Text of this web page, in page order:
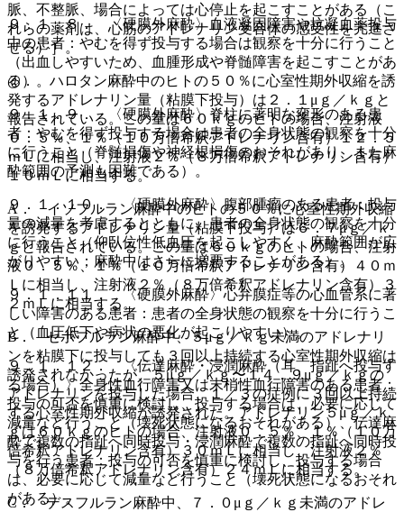
脈、不整脈、場合によっては心停止を起こすことがある（こ
れらの薬剤は、心筋のアドレナリン受容体の感受性を亢進さ
せる）］。
@． ハロタン麻酔中のヒトの５０％に心室性期外収縮を誘
発するアドレナリン量（粘膜下投与）は２．１μｇ／ｋｇと
報告されている。この量は６０ｋｇのヒトの場合、注射液
０．５％、１％（１０万倍希釈アドレナリン含有）１２．５
ｍＬに相当し、注射液２％（８万倍希釈アドレナリン含有）
１０ｍＬに相当する。
A． イソフルラン麻酔中のヒトの５０％に心室性期外収縮
を誘発するアドレナリン量（粘膜下投与）は６．７μｇ／ｋ
ｇと報告されている。この量は６０ｋｇのヒトの場合、注射
液０．５％、１％（１０万倍希釈アドレナリン含有）４０ｍ
Ｌに相当し、注射液２％（８万倍希釈アドレナリン含有）３
２ｍＬに相当する。
B． セボフルラン麻酔中、５μｇ／ｋｇ未満のアドレナリ
ンを粘膜下に投与しても３回以上持続する心室性期外収縮は
誘発されなかったが、５μｇ／ｋｇ〜１４．９μｇ／ｋｇの
アドレナリンを投与した場合、１／３の症例に３回以上持続
する心室性期外収縮が誘発された。アドレナリン５μｇ／ｋ
ｇは６０ｋｇのヒトの場合、注射液０．５％、１％（１０万
倍希釈アドレナリン含有）３０ｍＬに相当し、注射液２％
（８万倍希釈アドレナリン含有）２４ｍＬに相当する。
C． デスフルラン麻酔中、７．０μｇ／ｋｇ未満のアドレ
９．１．８． 〈硬膜外麻酔〉血液凝固障害や抗凝血薬投与
中の患者：やむを得ず投与する場合は観察を十分に行うこと
（出血しやすいため、血腫形成や脊髄障害を起こすことがあ
る）。
９．１．９． 〈硬膜外麻酔〉脊柱に著明な変形のある患
者：やむを得ず投与する場合は患者の全身状態の観察を十分
に行うこと（脊髄損傷や神経根損傷のおそれがあり、また麻
酔範囲の予測も困難である）。
９．１．１０． 〈硬膜外麻酔〉腹部腫瘤のある患者：投与
量の減量を考慮するとともに、患者の全身状態の観察を十分
に行うこと（仰臥位性低血圧を起こしやすく、麻酔範囲が広
がりやすい；麻酔中はさらに増悪することがある）。
９．１．１１． 〈硬膜外麻酔〉心弁膜症等の心血管系に著
しい障害のある患者：患者の全身状態の観察を十分に行うこ
と（血圧低下や病状の悪化が起こりやすい）。
９．１．１２． 〈伝達麻酔・浸潤麻酔（耳、指趾へ投与す
る場合）〉全身性血行障害又は末梢性血行障害のある患者：
投与の可否を慎重に検討し、投与する場合は、必要に応じて
減量など行うこと（壊死状態になるおそれがある）、伝達麻
酔で複数の指趾へ同時投与・浸潤麻酔で複数の指趾へ同時投
与を行う患者：投与の可否を慎重に検討し、投与する場合
は、必要に応じて減量など行うこと（壊死状態になるおそれ
がある）。